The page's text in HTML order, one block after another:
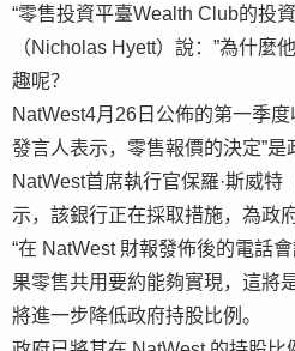
“零售投資平臺Wealth Club的投
（Nicholas Hyett）說：”為什麼
趣呢？
NatWest4月26日公佈的第一季
發言人表示，零售報價的決定”是
NatWest首席執行官保羅·斯威特
示，該銀行正在採取措施，為政
“在 NatWest 財報發佈後的電話
果零售共用要約能夠實現，這將
將進一步降低政府持股比例。